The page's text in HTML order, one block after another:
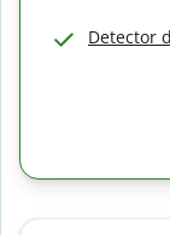
Detector